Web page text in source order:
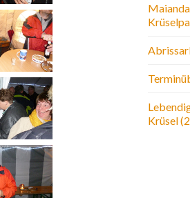
Krüsel